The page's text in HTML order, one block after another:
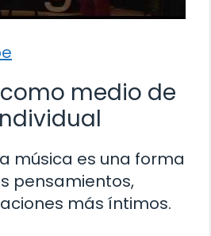
medio de
música es una forma
pensamientos,
más íntimos.